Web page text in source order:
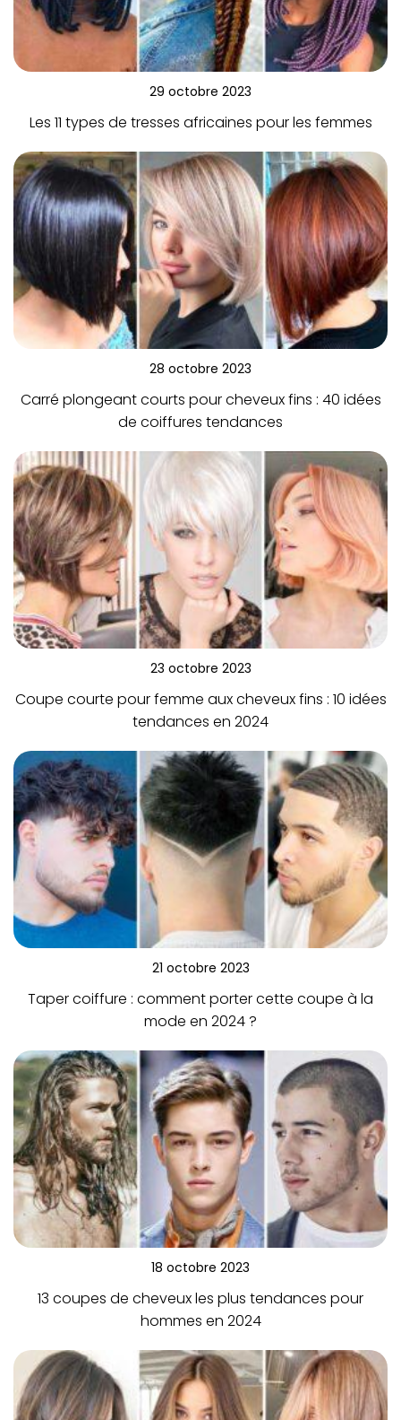
29 octobre 2023
Les 11 types de tresses africaines pour les femmes
28 octobre 2023
Carré plongeant courts pour cheveux fins : 40 idées
de coiffures tendances
23 octobre 2023
Coupe courte pour femme aux cheveux fins : 10 idées
tendances en 2024
21 octobre 2023
Taper coiffure : comment porter cette coupe à la
mode en 2024 ?
18 octobre 2023
13 coupes de cheveux les plus tendances pour
hommes en 2024